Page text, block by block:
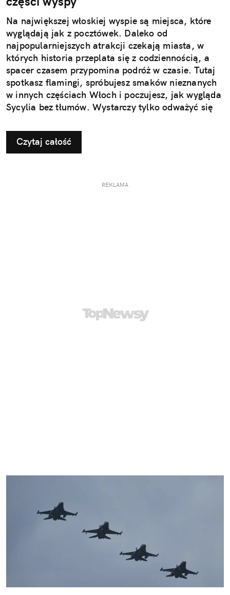
Na największej włoskiej wyspie są miejsca, które
wyglądają jak z pocztówek. Daleko od
najpopularniejszych atrakcji czekają miasta, w
których historia przeplata się z codziennością, a
spacer czasem przypomina podróż w czasie. Tutaj
spotkasz flamingi, spróbujesz smaków nieznanych
w innych częściach Włoch i poczujesz, jak wygląda
Sycylia bez tłumów. Wystarczy tylko odważyć się
Czytaj całość
REKLAMA